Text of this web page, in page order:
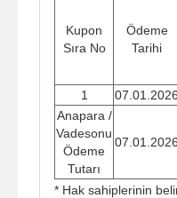
Kupon
Sıra No
Ödeme
Tarihi
1 07.01.2026
Anapara /
Vadesonu
Ödeme
Tutarı
07.01.2026
* Hak sahiplerinin